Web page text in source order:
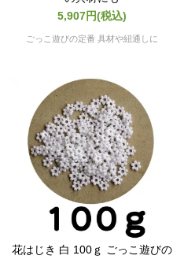
5,907円(税込)
ごっこ遊びの定番 具材や紐通しに
花はじき 白 100ｇ ごっこ遊びの